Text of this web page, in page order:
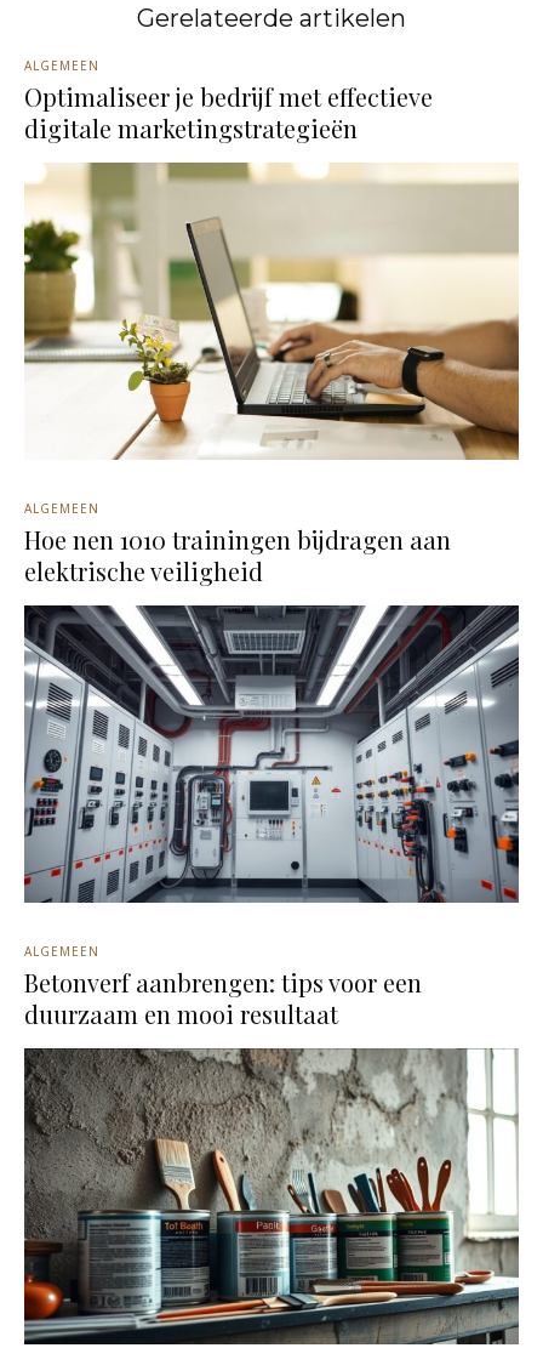
Gerelateerde artikelen
ALGEMEEN
Optimaliseer je bedrijf met effectieve
digitale marketingstrategieën
ALGEMEEN
Hoe nen 1010 trainingen bijdragen aan
elektrische veiligheid
ALGEMEEN
Betonverf aanbrengen: tips voor een
duurzaam en mooi resultaat